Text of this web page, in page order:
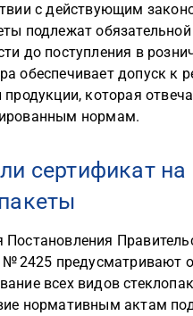
с действующим
подлежат
до поступления в
обеспечивает допуск к
продукции, которая
нормам.
сертификат на
Постановления
2425 предусматривают
всех видов
нормативным актам